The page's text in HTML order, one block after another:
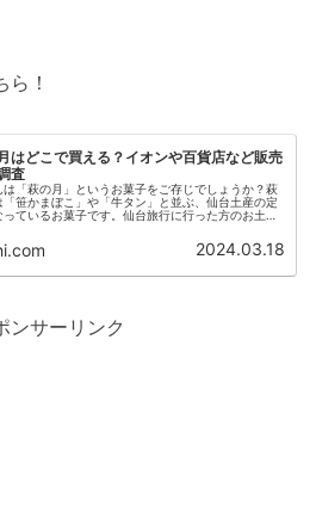
！
はどこで買える？イオンや百貨店など販売
査
は「萩の月」というお菓子をご存じでしょうか？萩
「笹かまぼこ」や「牛タン」と並ぶ、仙台土産の定
っているお菓子です。仙台旅行に行った方のお土産
ざ食べたい！となったとき、買...
2024.03.18
ンサーリンク